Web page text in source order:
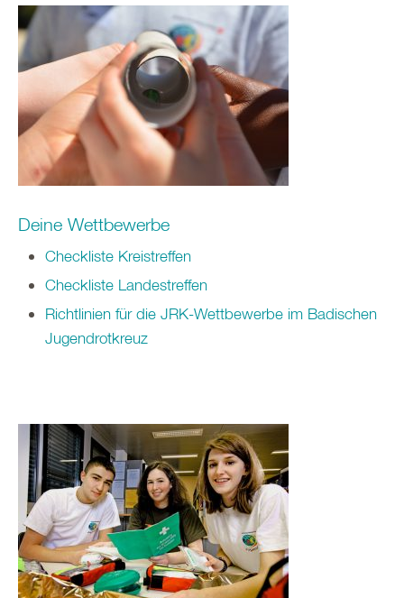
Deine Wettbewerbe
Checkliste Kreistreffen
Checkliste Landestreffen
Richtlinien für die JRK-Wettbewerbe im Badischen
Jugendrotkreuz